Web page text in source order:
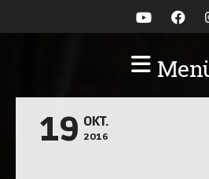
19 OKT.
2016